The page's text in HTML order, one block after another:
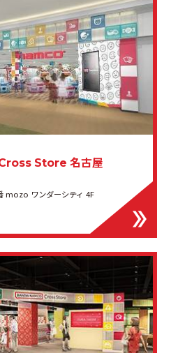
Store 名古屋
mozo ワンダーシティ 4F